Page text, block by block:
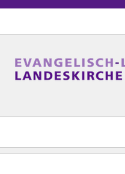
auch: "Pfarrerinitiative"